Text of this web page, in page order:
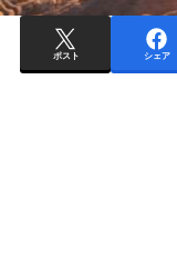
ポスト シェア